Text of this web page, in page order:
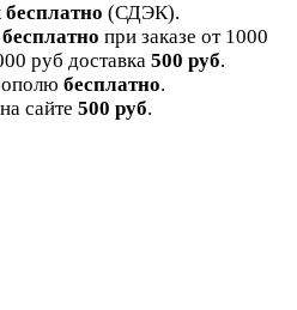
бесплатно (СДЭК).
бесплатно при заказе от 1000
руб доставка 500 руб.
бесплатно.
сайте 500 руб.